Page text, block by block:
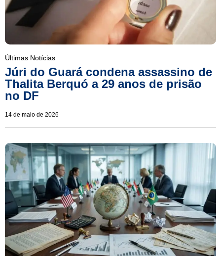
Últimas Notícias
Júri do Guará condena assassino de
Thalita Berquó a 29 anos de prisão
no DF
14 de maio de 2026